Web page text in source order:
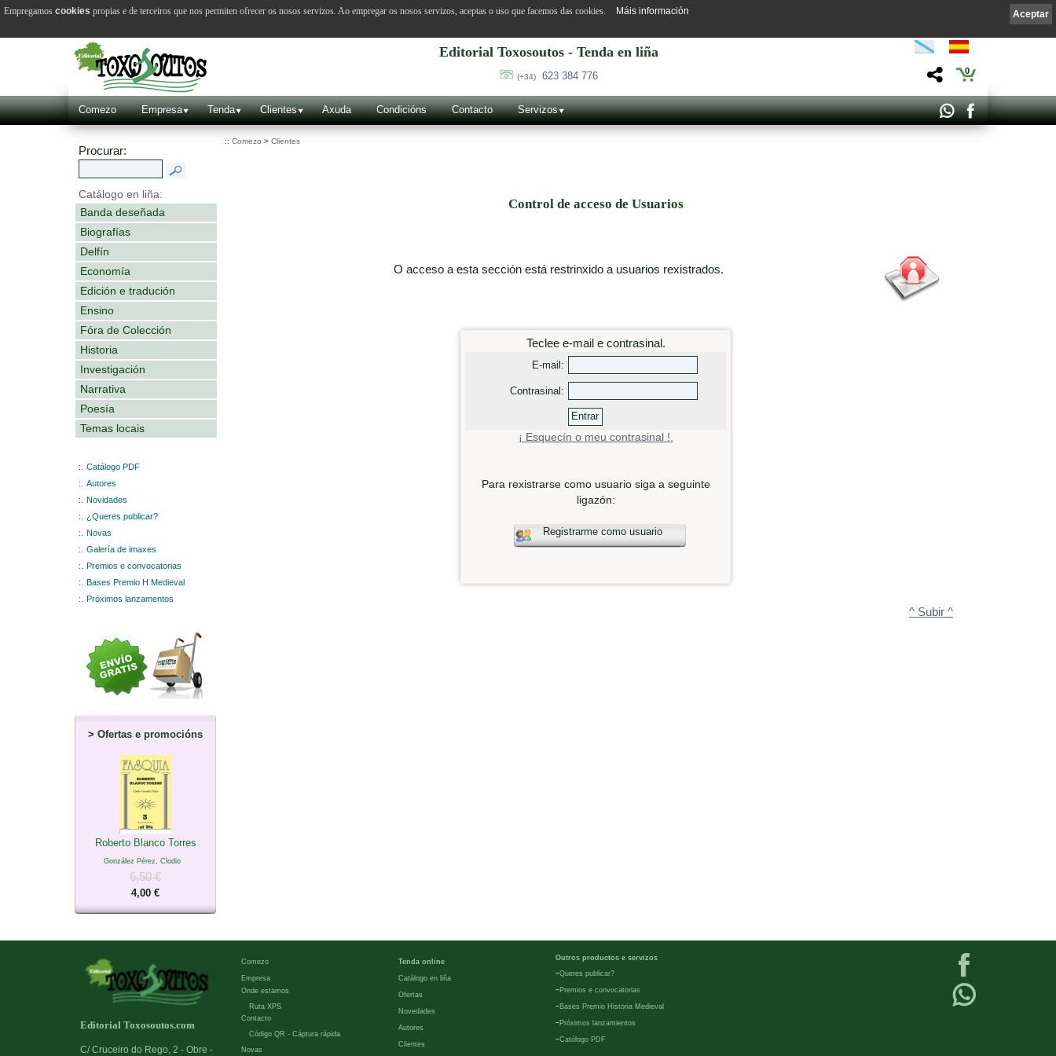
Editorial Toxosoutos - Tenda en liña
(+34) 623 384 776 0
Comezo Empresa Tenda Clientes Axuda Condicións Contacto Servizos
Procurar:
Catálogo en liña:
Banda deseñada
Biografías
Delfín
Economía
Edición e tradución
Ensino
Fóra de Colección
Historia
Investigación
Narrativa
Poesía
Temas locais
:.
Catálogo PDF
:.
Autores
:.
Novidades
:.
¿Queres publicar?
:.
Novas
:.
Galería de imaxes
:.
Premios e convocatorias
:.
Bases Premio H Medieval
:.
Próximos lanzamentos
> Ofertas e promocións
Roberto Blanco Torres
González Pérez, Clodio
6,50 €
4,00 €
:: Comezo > Clientes
Control de acceso de Usuarios
O acceso a esta sección está restrinxido a usuarios rexistrados.
Teclee e-mail e contrasinal.
E-mail:
Contrasinal:
¡ Esquecín o meu contrasinal !.
Para rexistrarse como usuario siga a seguinte
ligazón:
Registrarme como usuario
^ Subir ^
Editorial Toxosoutos.com
C/ Cruceiro do Rego, 2 - Obre -
Comezo
Empresa
Onde estamos
Ruta XPS
Contacto
Código QR - Cáptura rápida
Novas
Tenda online
Catálogo en liña
Ofertas
Novedades
Autores
Clientes
Outros productos e servizos
-Queres publicar?
- Premios e convocatorias
- Bases Premio Historia Medieval
- Próximos lanzamientos
-Católogo PDF
Aceptar
Empregamos cookies propias e de terceiros que nos permiten ofrecer os nosos servizos. Ao empregar os nosos servizos, aceptas o uso que facemos das cookies. Máis información